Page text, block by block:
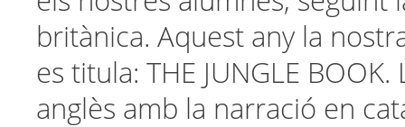
britànica. Aquest any la
es titula: THE JUNGLE
anglès amb la narració en